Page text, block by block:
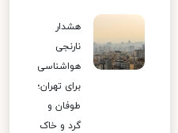
هشدار
نارنجی
هواشناسی
برای تهران؛
طوفان و
گرد و خاک